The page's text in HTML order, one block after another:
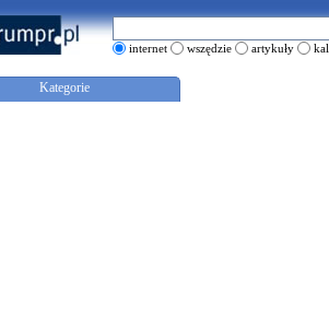
internet wszędzie artykuły
Kategorie